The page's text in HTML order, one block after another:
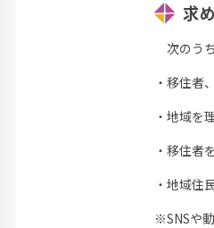
求
次のう
・移住者
・地域を
・移住者
・地域住
※SNSや